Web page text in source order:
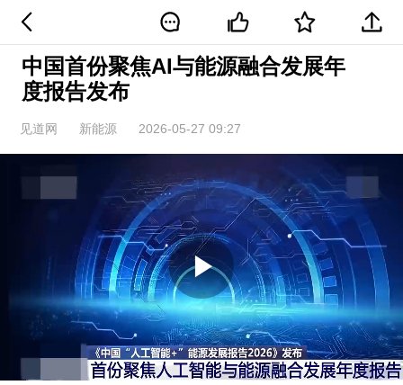
中国首份聚焦AI与能源融合发展年
度报告发布
见道网 新能源 2026-05-27 09:27
Play
Video